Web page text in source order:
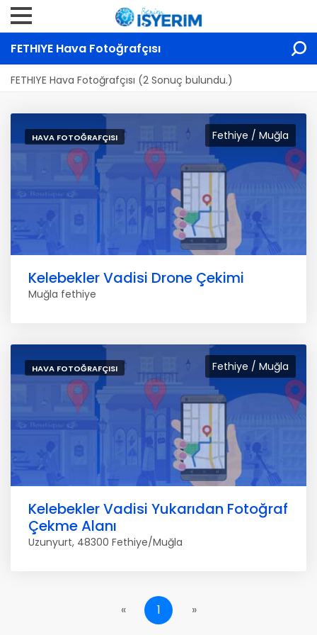
FETHIYE Hava Fotoğrafçısı
FETHIYE Hava Fotoğrafçısı (2 Sonuç bulundu.)
Fethiye / Muğla
HAVA FOTOĞRAFÇISI
Kelebekler Vadisi Drone Çekimi
Muğla fethiye
Fethiye / Muğla
HAVA FOTOĞRAFÇISI
Kelebekler Vadisi Yukarıdan Fotoğraf
Çekme Alanı
Uzunyurt, 48300 Fethiye/Muğla
« 1 »